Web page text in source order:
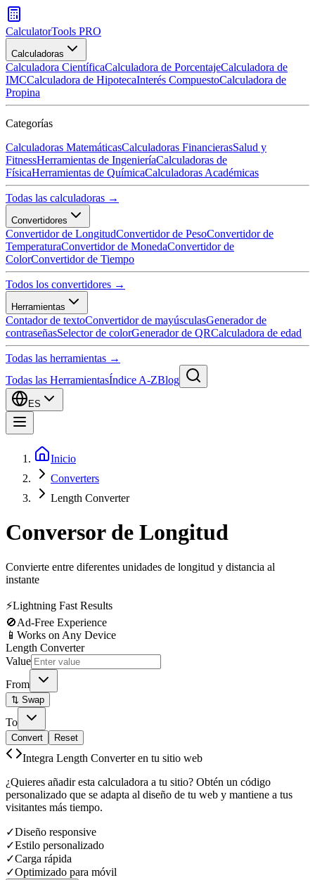
CalculatorTools PRO
Calculadoras
Calculadora CientíficaCalculadora de PorcentajeCalculadora de
IMCCalculadora de HipotecaInterés CompuestoCalculadora de
Propina
Categorías
Calculadoras MatemáticasCalculadoras FinancierasSalud y
FitnessHerramientas de IngenieríaCalculadoras de
FísicaHerramientas de QuímicaCalculadoras Académicas
Todas las calculadoras →
Convertidores
Convertidor de LongitudConvertidor de PesoConvertidor de
TemperaturaConvertidor de MonedaConvertidor de
ColorConvertidor de Tiempo
Todos los convertidores →
Herramientas
Contador de textoConvertidor de mayúsculasGenerador de
contraseñasSelector de colorGenerador de QRCalculadora de edad
Todas las herramientas →
Todas las HerramientasÍndice A-ZBlog
ES
Inicio
Converters
Length Converter
Conversor de Longitud
Convierte entre diferentes unidades de longitud y distancia al
instante
⚡Lightning Fast Results
🚫Ad-Free Experience
📱 Works on Any Device
Length Converter
Value
From
⇅ Swap
To
Convert Reset
Integra Length Converter en tu sitio web
¿Quieres añadir esta calculadora a tu sitio? Obtén un código
personalizado que se adapta al diseño de tu web y mantiene a tus
visitantes más tiempo.
✓Diseño responsive
✓Estilo personalizado
✓Carga rápida
✓Optimizado para móvil